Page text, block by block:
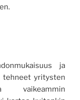
ja
tehneet yritysten
vaikeammin